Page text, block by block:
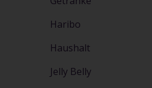
Haribo
Haushalt
Jelly Belly